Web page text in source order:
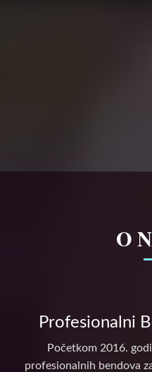
O
Profesionalni
Početkom 2016.
profesionalnih bendova